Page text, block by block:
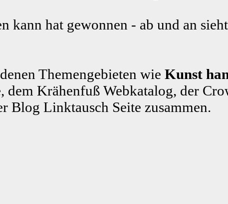
kann hat gewonnen - ab und an
Themengebieten wie Kunst
dem Krähenfuß Webkatalog, der
Blog Linktausch Seite zusammen.